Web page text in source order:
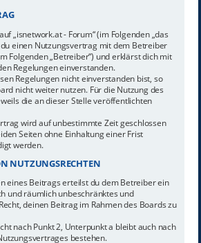
„isnetwork.at - Forum“ (im Folgenden „das
du einen Nutzungsvertrag mit dem Betreiber
Folgenden „Betreiber“) und erklärst dich mit
Regelungen einverstanden.
Regelungen nicht einverstanden bist, so
nicht weiter nutzen. Für die Nutzung des
die an dieser Stelle veröffentlichten
wird auf unbestimmte Zeit geschlossen
Seiten ohne Einhaltung einer Frist
werden.
NUTZUNGSRECHTEN
eines Beitrags erteilst du dem Betreiber ein
und räumlich unbeschränktes und
deinen Beitrag im Rahmen des Boards zu
nach Punkt 2, Unterpunkt a bleibt auch nach
bestehen.